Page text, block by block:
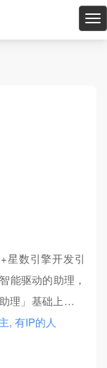
星
星数引擎开发引
能驱动的助理，
理」基础上的一
司的完美的集
，用于医疗，金
, 有IP的人